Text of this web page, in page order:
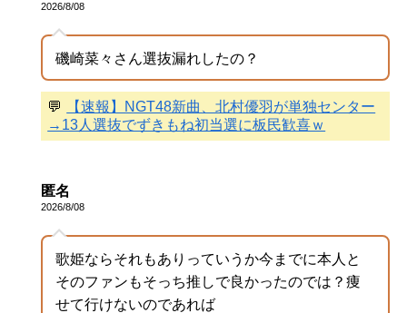
2026/8/08
磯崎菜々さん選抜漏れしたの？
💬
【速報】NGT48新曲、北村優羽が単独センター
→13人選抜でずきもね初当選に板民歓喜ｗ
匿名
2026/8/08
歌姫ならそれもありっていうか今までに本人と
そのファンもそっち推しで良かったのでは？痩
せて行けないのであれば